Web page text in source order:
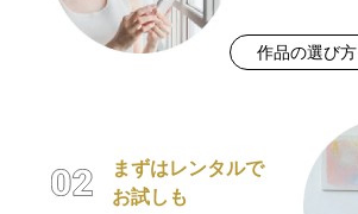
作品の選び方
まずはレンタルで
お試しも